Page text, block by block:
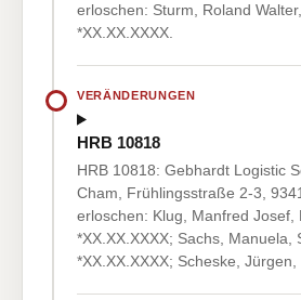
erloschen: Sturm, Roland
*XX.XX.XXXX.
VERÄNDERUNGEN
HRB 10818
HRB 10818: Gebhardt Logistic
Cham, Frühlingsstraße 2-3,
erloschen: Klug, Manfred Josef,
*XX.XX.XXXX; Sachs, Manuela,
*XX.XX.XXXX; Scheske, Jürgen,